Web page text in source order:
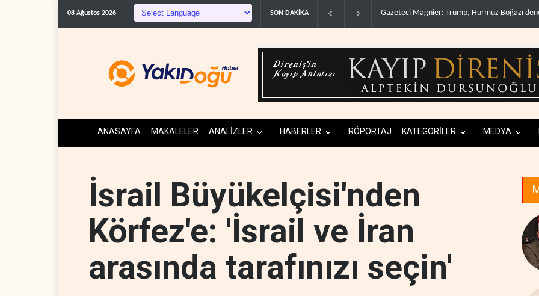
08 Ağustos 2026 SON DAKİKA Irak Direnişi: Misilleme ertelendi, hesap
ANASAYFA MAKALELER ANALİZLER HABERLER RÖPORTAJ KATEGORİLER MEDYA
İsrail Büyükelçisi'nden
Körfez'e: 'İsrail ve İran
arasında tarafınızı seçin'